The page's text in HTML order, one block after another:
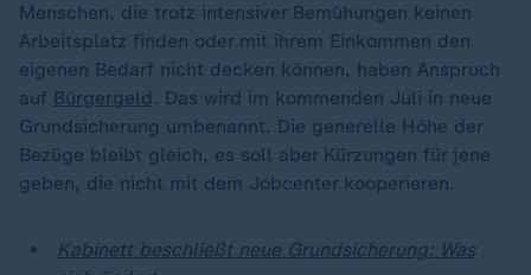
Menschen, die trotz intensiver Bemühungen keinen
Arbeitsplatz finden oder mit ihrem Einkommen den
eigenen Bedarf nicht decken können, haben Anspruch
auf Bürgergeld . Das wird im kommenden Juli in neue
Grundsicherung umbenannt. Die generelle Höhe der
Bezüge bleibt gleich, es soll aber Kürzungen für jene
geben, die nicht mit dem Jobcenter kooperieren.
Kabinett beschließt neue Grundsicherung: Was